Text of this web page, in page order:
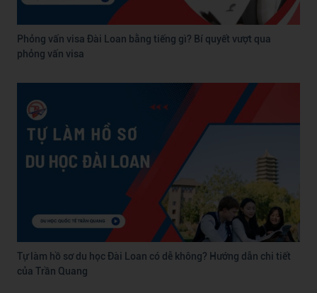
Phỏng vấn visa Đài Loan bằng tiếng gì? Bí quyết vượt qua
phỏng vấn visa
Tự làm hồ sơ du học Đài Loan có dễ không? Hướng dẫn chi tiết
của Trần Quang